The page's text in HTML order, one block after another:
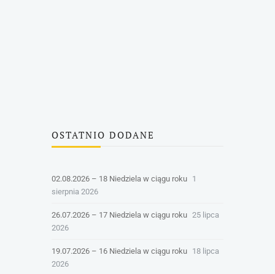
OSTATNIO DODANE
02.08.2026 – 18 Niedziela w ciągu roku 1
sierpnia 2026
26.07.2026 – 17 Niedziela w ciągu roku 25 lipca
2026
19.07.2026 – 16 Niedziela w ciągu roku 18 lipca
2026